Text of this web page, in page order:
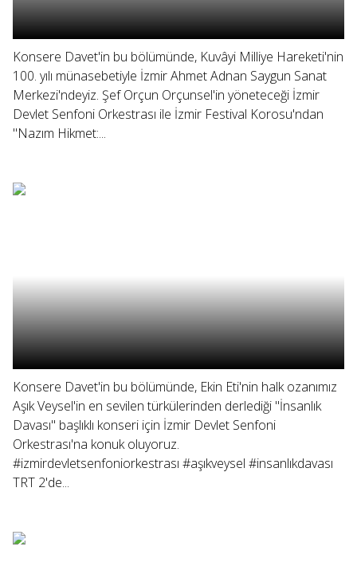
Konsere Davet'in bu bölümünde, Kuvâyi Milliye Hareketi'nin
100. yılı münasebetiyle İzmir Ahmet Adnan Saygun Sanat
Merkezi'ndeyiz. Şef Orçun Orçunsel'in yöneteceği İzmir
Devlet Senfoni Orkestrası ile İzmir Festival Korosu'ndan
"Nazım Hikmet:...
Konsere Davet'in bu bölümünde, Ekin Eti'nin halk ozanımız
Aşık Veysel'in en sevilen türkülerinden derlediği "İnsanlık
Davası" başlıklı konseri için İzmir Devlet Senfoni
Orkestrası'na konuk oluyoruz.
#izmirdevletsenfoniorkestrası #aşıkveysel #insanlıkdavası
TRT 2'de...